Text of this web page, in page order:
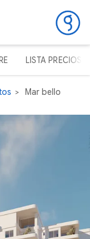
LISTA PRECIOS
Mar bello